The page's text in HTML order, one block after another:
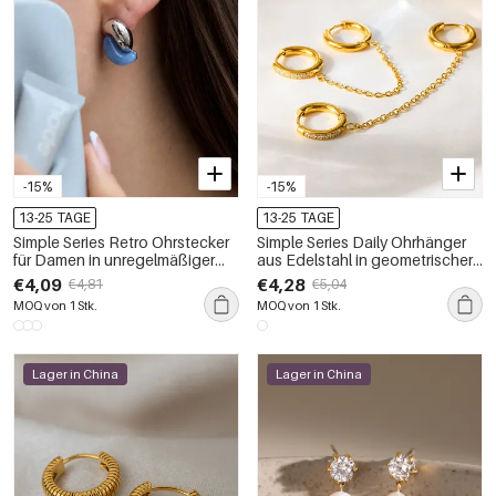
-15%
13-25 TAGE
Simple Series Retro Ohrstecker
für Damen in unregelmäßiger
Form, aus Edelstahl,
wasserdicht, goldfarben
€4,09 €4,81
MOQ von 1 Stk.
-15%
13-25 TAGE
Simple Series Daily Ohrhänger
aus Edelstahl in geometrischer
Form, wasserdicht, goldfarben,
mit Zirkonia-Fassung
€4,28 €5,04
MOQ von 1 Stk.
Lager in China Lager in China